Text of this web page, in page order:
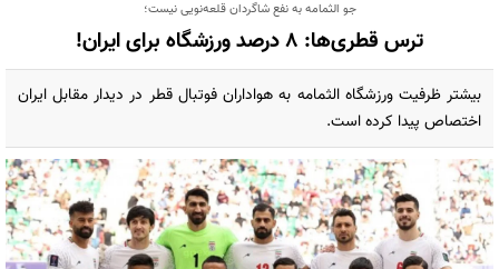
جو الثمامه به نفع شاگردان قلعه‌نویی نیست؛
ترس قطری‌ها: 8 درصد ورزشگاه برای ایران!
بیشتر ظرفیت ورزشگاه الثمامه به هواداران فوتبال قطر در دیدار مقابل ایران
اختصاص پیدا کرده است.